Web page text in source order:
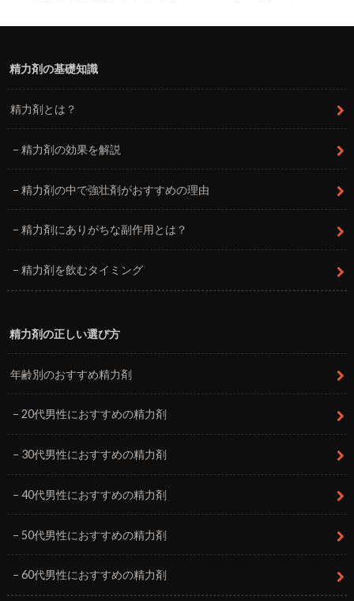
精力剤の基礎知識
精力剤とは？
精力剤の効果を解説
精力剤の中で強壮剤がおすすめの理由
精力剤にありがちな副作用とは？
精力剤を飲むタイミング
精力剤の正しい選び方
年齢別のおすすめ精力剤
20代男性におすすめの精力剤
30代男性におすすめの精力剤
40代男性におすすめの精力剤
50代男性におすすめの精力剤
60代男性におすすめの精力剤